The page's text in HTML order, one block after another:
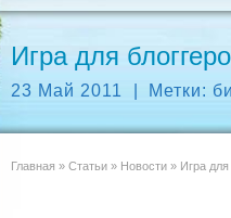
Игра для
23 Май 2011 Метки:
Главная » Статьи » Новости » Игра